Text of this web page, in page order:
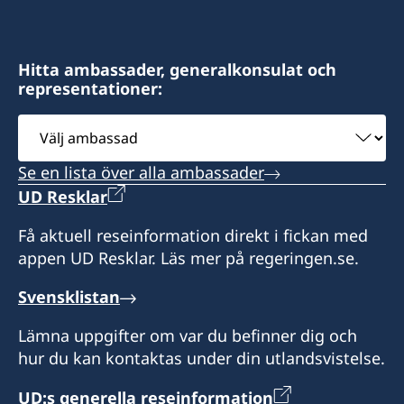
Hampshire, Rhode Island och Vermont.
Besök enligt överenskommelse genom
tidsbokning.
1617 John F Kennedy Blvd., Suite 1660
Ring eller skicka e-post för att boka tid.
Distrikt: Pennsylvania
Öppettider: måndag-fredag kl 10.30-15.30.
Endast besök via tidsbokning.
Öppettider: kl 08.00-17.00, lunchstängt 12.00-
13.00.
Telefontider: kl 09.00-12.00 måndag, tisdag och
torsdag.
Endast besök via tidsbokning.
Hitta ambassader, generalkonsulat och
representationer:
Välj
ambassad
Se en lista över alla ambassader
UD Resklar
Få aktuell reseinformation direkt i fickan med
appen UD Resklar. Läs mer på regeringen.se.
Svensklistan
Lämna uppgifter om var du befinner dig och
hur du kan kontaktas under din utlandsvistelse.
UD:s generella reseinformation